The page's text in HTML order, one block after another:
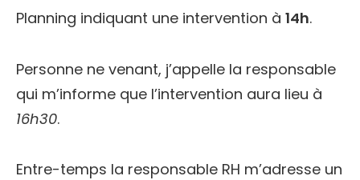
Planning indiquant une intervention à 14h.
Personne ne venant, j’appelle la responsable
qui m’informe que l’intervention aura lieu à
16h30.
Entre-temps la responsable RH m’adresse un